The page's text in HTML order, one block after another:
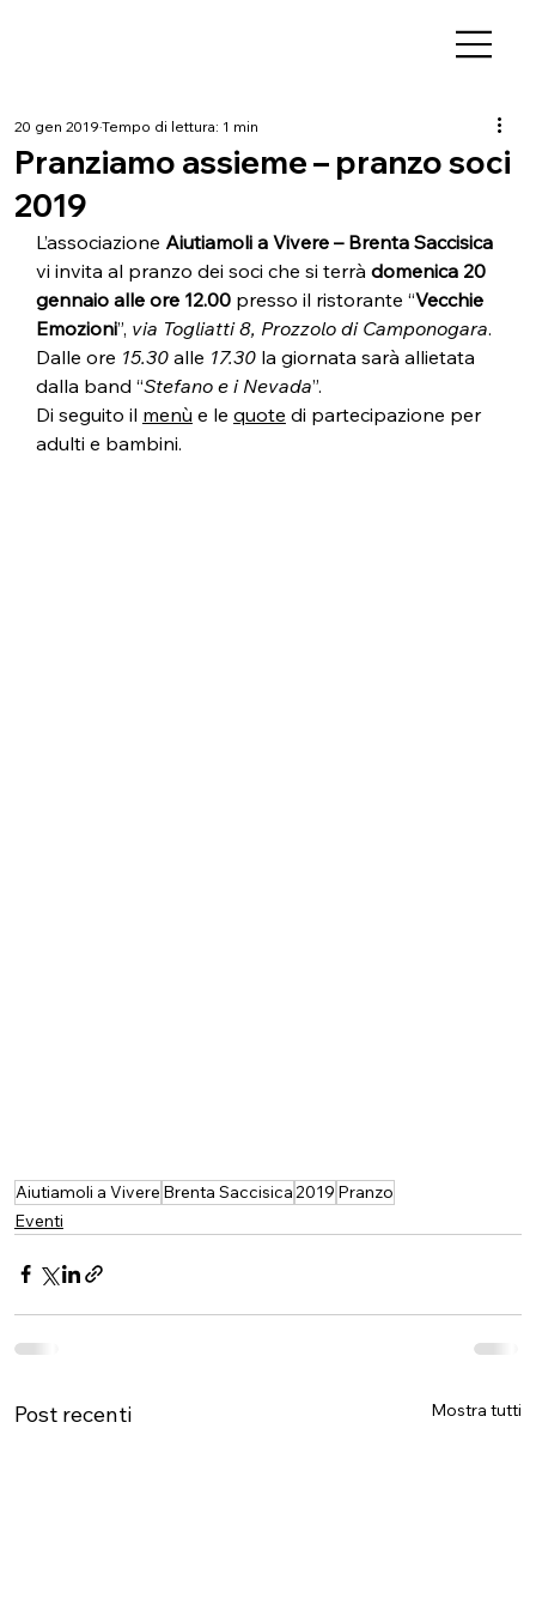
Pranziamo assieme – pranzo soci
2019
20 gen 2019Tempo di lettura: 1 min
L’associazione Aiutiamoli a Vivere – Brenta Saccisica
vi invita al pranzo dei soci che si terrà domenica 20
gennaio alle ore 12.00 presso il ristorante “Vecchie
Emozioni”, via Togliatti 8, Prozzolo di Camponogara.
Dalle ore 15.30 alle 17.30 la giornata sarà allietata
dalla band “Stefano e i Nevada”.
Di seguito il menù e le quote di partecipazione per
adulti e bambini.
Aiutiamoli a Vivere Brenta Saccisica2019 Pranzo
Eventi
Post recenti Mostra tutti